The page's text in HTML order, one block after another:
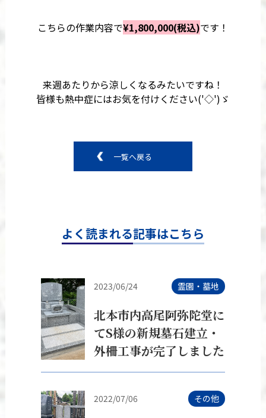
こちらの作業内容で¥1,800,000(税込)です！
来週あたりから涼しくなるみたいですね！
皆様も熱中症にはお気を付けください('◇')ゞ
一覧へ戻る
よく読まれる記事はこちら
2023/06/24 霊園・墓地
北本市内高尾阿弥陀堂に
てS様の新規墓石建立・
外柵工事が完了しました
2022/07/06 その他